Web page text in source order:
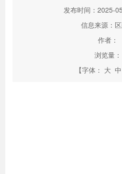
发布时间：2025-
信息来源：
作者：
浏览量：
【字体： 大 中